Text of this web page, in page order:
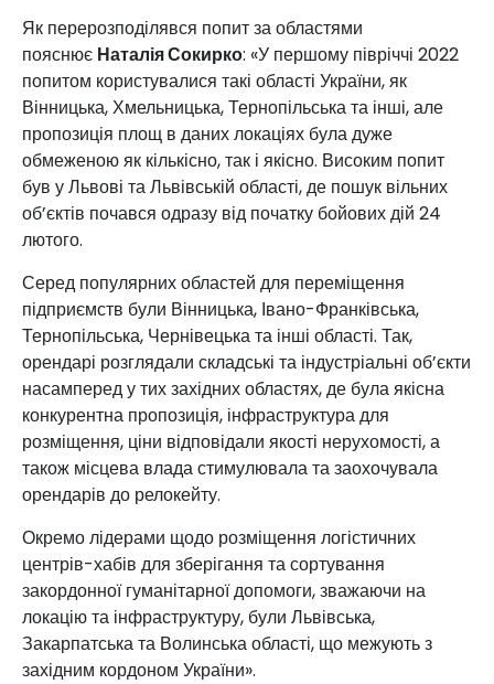
Як перерозподілявся попит за областями
пояснює Наталія Сокирко: «У першому півріччі 2022
попитом користувалися такі області України, як
Вінницька, Хмельницька, Тернопільська та інші, але
пропозиція площ в даних локаціях була дуже
обмеженою як кількісно, так і якісно. Високим попит
був у Львові та Львівській області, де пошук вільних
об’єктів почався одразу від початку бойових дій 24
лютого.
Серед популярних областей для переміщення
підприємств були Вінницька, Івано-Франківська,
Тернопільська, Чернівецька та інші області. Так,
орендарі розглядали складські та індустріальні об’єкти
насамперед у тих західних областях, де була якісна
конкурентна пропозиція, інфраструктура для
розміщення, ціни відповідали якості нерухомості, а
також місцева влада стимулювала та заохочувала
орендарів до релокейту.
Окремо лідерами щодо розміщення логістичних
центрів-хабів для зберігання та сортування
закордонної гуманітарної допомоги, зважаючи на
локацію та інфраструктуру, були Львівська,
Закарпатська та Волинська області, що межують з
західним кордоном України».